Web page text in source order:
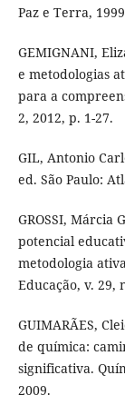
Paz e Terra, 1999
GEMIGNANI,
e metodologias
para a
2, 2012, p. 1-27.
GIL, Antonio
ed. São Paulo:
GROSSI, Márcia
potencial
metodologia
Educação, v. 29,
GUIMARÃES,
de química:
significativa.
2009.